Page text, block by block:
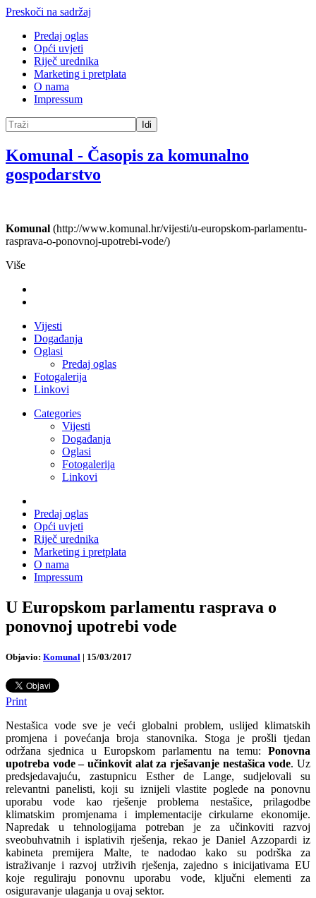
Preskoči na sadržaj
Predaj oglas
Opći uvjeti
Riječ urednika
Marketing i pretplata
O nama
Impressum
Idi
Komunal - Časopis za komunalno
gospodarstvo
Komunal (http://www.komunal.hr/vijesti/u-europskom-parlamentu-
rasprava-o-ponovnoj-upotrebi-vode/)
Više
Vijesti
Događanja
Oglasi
Predaj oglas
Fotogalerija
Linkovi
Categories
Vijesti
Događanja
Oglasi
Fotogalerija
Linkovi
Predaj oglas
Opći uvjeti
Riječ urednika
Marketing i pretplata
O nama
Impressum
U Europskom parlamentu rasprava o
ponovnoj upotrebi vode
Objavio: Komunal | 15/03/2017
Print
Nestašica vode sve je veći globalni problem, uslijed klimatskih
promjena i povećanja broja stanovnika. Stoga je prošli tjedan
održana sjednica u Europskom parlamentu na temu: Ponovna
upotreba vode – učinkovit alat za rješavanje nestašica vode. Uz
predsjedavajuću, zastupnicu Esther de Lange, sudjelovali su
relevantni panelisti, koji su iznijeli vlastite poglede na ponovnu
uporabu vode kao rješenje problema nestašice, prilagodbe
klimatskim promjenama i implementacije cirkularne ekonomije.
Napredak u tehnologijama potreban je za učinkoviti razvoj
sveobuhvatnih i isplativih rješenja, rekao je Daniel Azzopardi iz
kabineta premijera Malte, te nadodao kako su podrška za
istraživanje i razvoj utrživih rješenja, zajedno s inicijativama EU
koje reguliraju ponovnu uporabu vode, ključni elementi za
osiguravanje ulaganja u ovaj sektor.